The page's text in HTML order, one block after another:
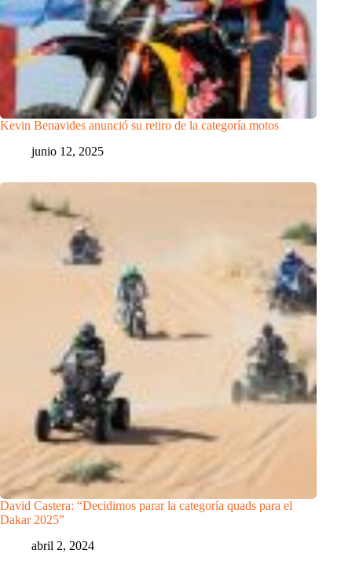
Kevin Benavides anunció su retiro de la categoría motos
junio 12, 2025
David Castera: “Decidimos parar la categoría quads para el
Dakar 2025”
abril 2, 2024